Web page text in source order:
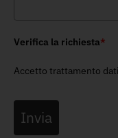
Verifica la richiesta*
Accetto trattamento
Invia